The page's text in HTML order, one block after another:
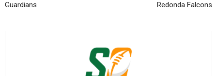
Guardians
Redonda Falcons